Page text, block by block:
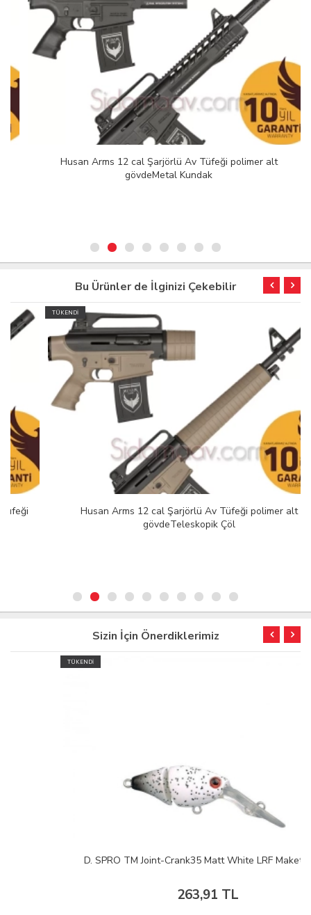
Husan Arms 12 cal Şarjörlü Av Tüfeği polimer alt
gövdeMetal Kundak
Bu Ürünler de İlginizi Çekebilir
TÜKENDİ
Husan Arms 12 cal Şarjörlü Av Tüfeği polimer alt
gövdeTeleskopik Çöl
Sizin İçin Önerdiklerimiz
D. SPRO TM Joint-Crank35 Matt White LRF Maket Yem
263,91 TL